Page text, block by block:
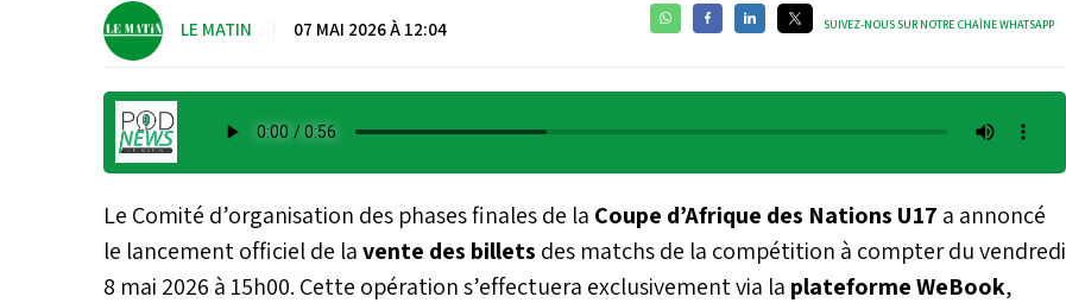
LE MATIN 07 MAI 2026 À 12:04 SUIVEZ-NOUS SUR NOTRE CHAÎNE WHATSAPP
Le Comité d’organisation des phases finales de la Coupe d’Afrique des Nations U17 a annoncé
le lancement officiel de lavente des billets des matchs de la compétition à compter du vendredi
8 mai 2026 à 15h00. Cette opération s’effectuera exclusivement via la plateforme WeBook,